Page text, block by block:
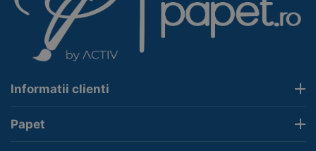
Informatii clienti
Papet